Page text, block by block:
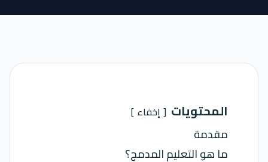
المحتويات إخفاء
مقدمة
ما هو التعليم المدمج؟